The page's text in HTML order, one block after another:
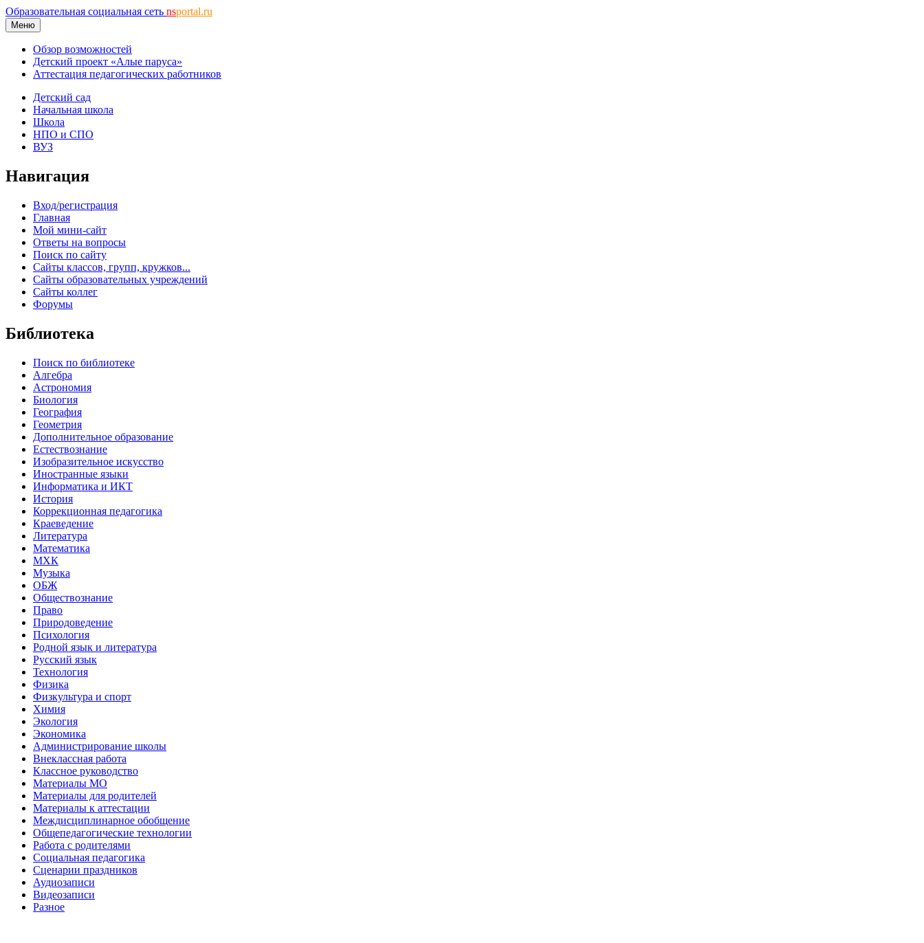
Образовательная социальная сеть nsportal.ru
Меню
Обзор возможностей
Детский проект «Алые паруса»
Аттестация педагогических работников
Детский сад
Начальная школа
Школа
НПО и СПО
ВУЗ
Навигация
Вход/регистрация
Главная
Мой мини-сайт
Ответы на вопросы
Поиск по сайту
Сайты классов, групп, кружков...
Сайты образовательных учреждений
Сайты коллег
Форумы
Библиотека
Поиск по библиотеке
Алгебра
Астрономия
Биология
География
Геометрия
Дополнительное образование
Естествознание
Изобразительное искусство
Иностранные языки
Информатика и ИКТ
История
Коррекционная педагогика
Краеведение
Литература
Математика
МХК
Музыка
ОБЖ
Обществознание
Право
Природоведение
Психология
Родной язык и литература
Русский язык
Технология
Физика
Физкультура и спорт
Химия
Экология
Экономика
Администрирование школы
Внеклассная работа
Классное руководство
Материалы МО
Материалы для родителей
Материалы к аттестации
Междисциплинарное обобщение
Общепедагогические технологии
Работа с родителями
Социальная педагогика
Сценарии праздников
Аудиозаписи
Видеозаписи
Разное